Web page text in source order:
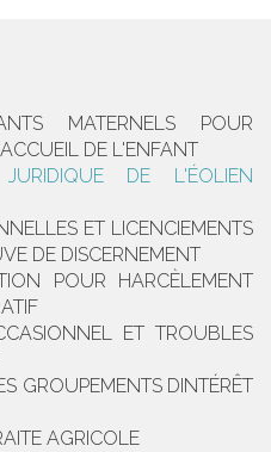
MATERNELS POUR
DE L'ENFANT
DE L'ÉOLIEN
ET LICENCIEMENTS
DE DISCERNEMENT
POUR HARCÈLEMENT
ET TROUBLES
GROUPEMENTS DINTÉRÊT
AGRICOLE